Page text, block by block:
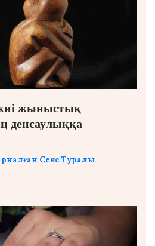
жыныстық
денсаулыққа
Секс Туралы